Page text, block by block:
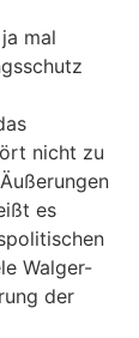
mal
nicht zu
es
Walger-
der